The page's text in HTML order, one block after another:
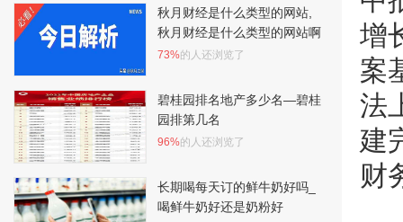
增
案
法
建
财
秋月财经是什么类型的网站,
秋月财经是什么类型的网站啊
73%的人还浏览了
碧桂园排名地产多少名—碧桂
园排第几名
96%的人还浏览了
长期喝每天订的鲜牛奶好吗_
喝鲜牛奶好还是奶粉好